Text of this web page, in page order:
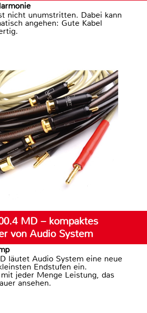
nicht unumstritten. Dabei kann
angehen: Gute Kabel
MD – kompaktes
von Audio System
läutet Audio System eine neue
Endstufen ein.
jeder Menge Leistung, das
ansehen.